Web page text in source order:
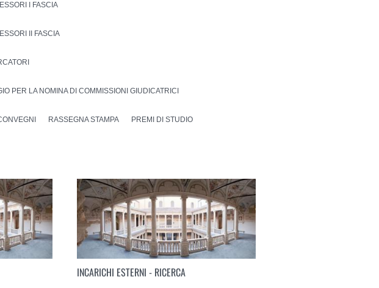
I FASCIA
II FASCIA
PER LA NOMINA DI COMMISSIONI GIUDICATRICI
RASSEGNA STAMPA PREMI DI STUDIO
INCARICHI ESTERNI - RICERCA